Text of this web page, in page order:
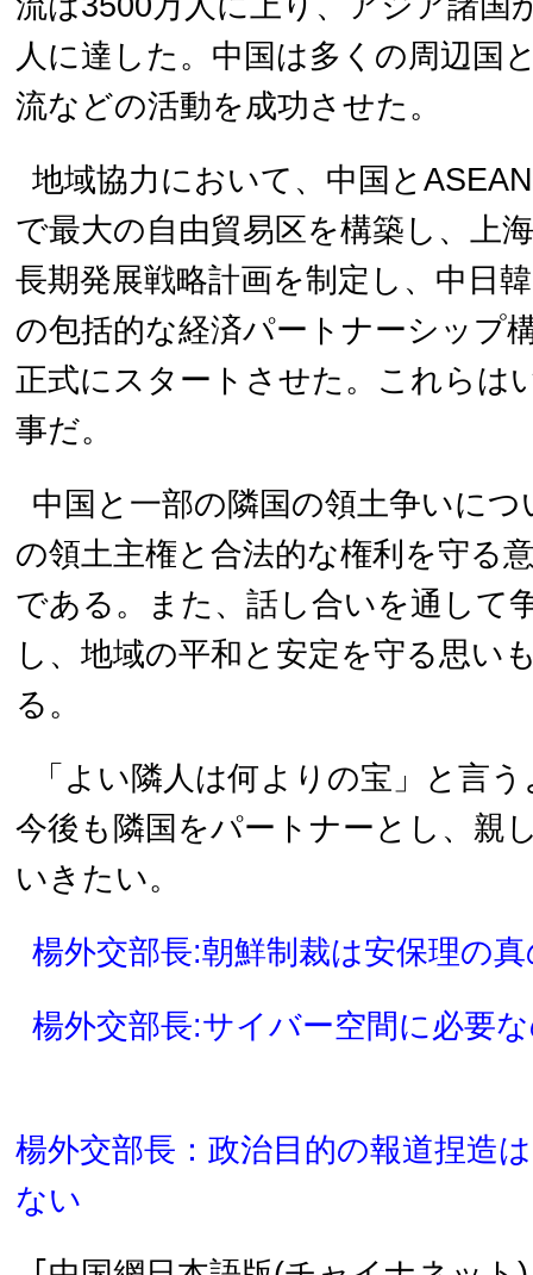
人に達した。中国は多くの周辺国
流などの活動を成功させた。
地域協力において、中国と
で最大の自由貿易区を構築し、上
長期発展戦略計画を制定し、中日
の包括的な経済パートナーシップ
正式にスタートさせた。これらは
事だ。
中国と一部の隣国の領土争いに
の領土主権と合法的な権利を守る
である。また、話し合いを通して
し、地域の平和と安定を守る思い
る。
「よい隣人は何よりの宝」と言
今後も隣国をパートナーとし、親
いきたい。
楊外交部長:朝鮮制裁は安保理の
楊外交部長:サイバー空間に必要
楊外交部長：政治目的の報道捏造
ない